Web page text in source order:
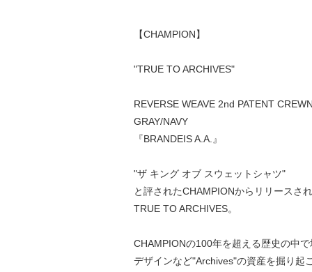
【CHAMPION】
"TRUE TO ARCHIVES"
REVERSE WEAVE 2nd PATENT
GRAY/NAVY
『BRANDEIS A.A.』
"ザ キング オブ スウェットシャツ"
と評されたCHAMPIONからリリースさ
TRUE TO ARCHIVES。
CHAMPIONの100年を超える歴史の中
デザインなど"Archives"の資産を掘り起